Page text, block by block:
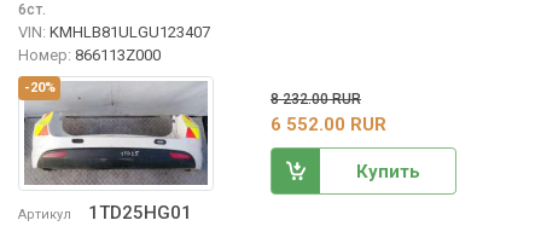
-20%
Артикул 1TD25HG01
6ст.
VIN: KMHLB81ULGU123407
Номер: 866113Z000
8 232.00 RUR
6 552.00 RUR
Купить